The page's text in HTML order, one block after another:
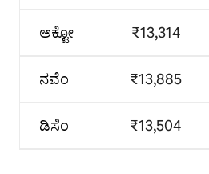
ಅಕ್ಟೋ
ನವೆಂ
ಡಿಸೆಂ
₹13,314
₹13,885
₹13,504